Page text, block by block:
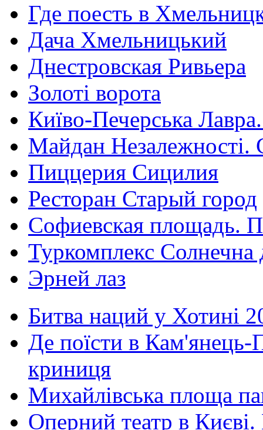
Где поесть в
Дача Хмельницький
Днестровская Ривьера
Золоті ворота
Київо-Печерська
Майдан Незалежності.
Пиццерия Сицилия
Ресторан Старый город
Софиевская площадь.
Туркомплекс Солнечна
Эрней лаз
Битва наций у Хотині
Де поїсти в Кам'янець-
криниця
Михайлівська площа
Оперний театр в